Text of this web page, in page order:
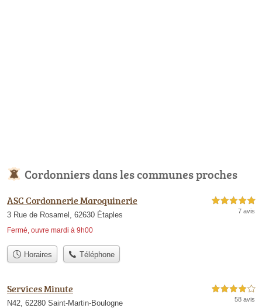
Cordonniers dans les communes proches
ASC Cordonnerie Maroquinerie
3 Rue de Rosamel, 62630 Étaples
Fermé, ouvre mardi à 9h00
5,0 étoiles sur 5
7 avis
Horaires Téléphone
Services Minute
N42, 62280 Saint-Martin-Boulogne
4,0 étoiles sur 5
58 avis